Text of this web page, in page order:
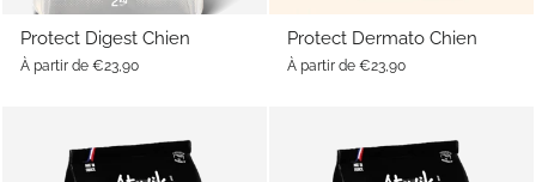
Protect Digest Chien
À partir de €23,90
Protect Dermato Chien
À partir de €23,90